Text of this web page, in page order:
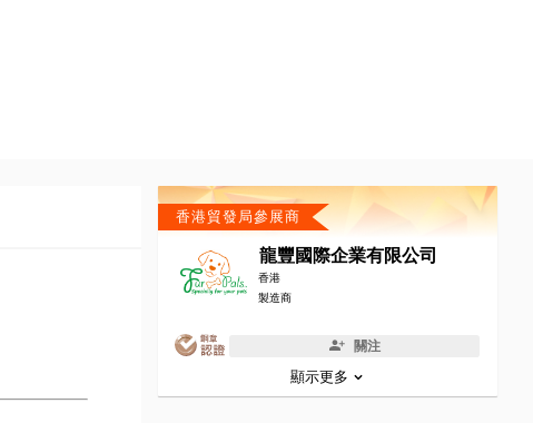
香港貿發局參展商
龍豐國際企業有限公司
香港
製造商
關注
顯示更多